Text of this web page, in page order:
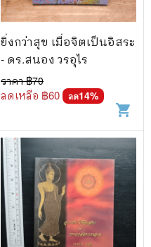
ยิ่งกว่าสุข เมื่อจิตเป็นอิสระ
- ดร.สนอง วรอุไร
ราคา ฿70
ลดเหลือ ฿60 ลด14%
shopping_cart